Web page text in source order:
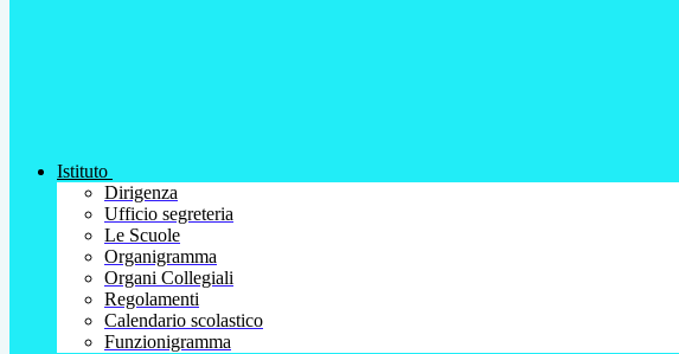
Istituto
Dirigenza
Ufficio segreteria
Le Scuole
Organigramma
Organi Collegiali
Regolamenti
Calendario scolastico
Funzionigramma